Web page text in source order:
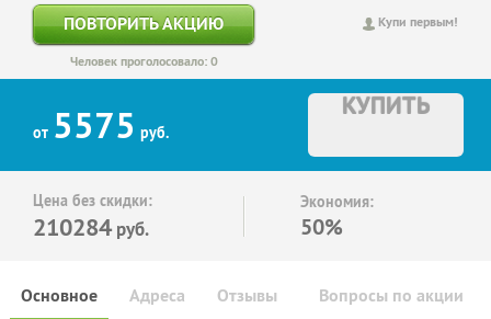
Купи первым!
ПОВТОРИТЬ АКЦИЮ
Человек проголосовало: 0
от 5575 руб.
КУПИТЬ
Цена без скидки:
210284 руб.
Экономия:
50%
Основное Отзывы Вопросы по акции
Адреса